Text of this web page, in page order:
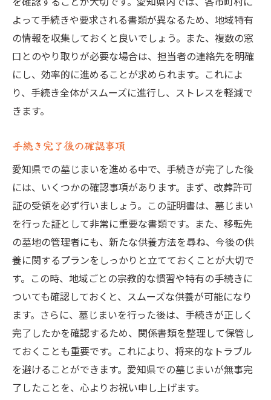
よって手続きや要求される書類が異なるため、地域特有
の情報を収集しておくと良いでしょう。また、複数の窓
口とのやり取りが必要な場合は、担当者の連絡先を明確
にし、効率的に進めることが求められます。これによ
り、手続き全体がスムーズに進行し、ストレスを軽減で
きます。
手続き完了後の確認事項
愛知県での墓じまいを進める中で、手続きが完了した後
には、いくつかの確認事項があります。まず、改葬許可
証の受領を必ず行いましょう。この証明書は、墓じまい
を行った証として非常に重要な書類です。また、移転先
の墓地の管理者にも、新たな供養方法を尋ね、今後の供
養に関するプランをしっかりと立てておくことが大切で
す。この時、地域ごとの宗教的な慣習や特有の手続きに
ついても確認しておくと、スムーズな供養が可能になり
ます。さらに、墓じまいを行った後は、手続きが正しく
完了したかを確認するため、関係書類を整理して保管し
ておくことも重要です。これにより、将来的なトラブル
を避けることができます。愛知県での墓じまいが無事完
了したことを、心よりお祝い申し上げます。